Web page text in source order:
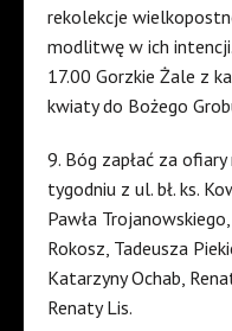
rekolekcje
modlitwę w ich
17.00 Gorzkie Żale z
kwiaty do Bożego
9. Bóg zapłać za
tygodniu z ul. bł. ks.
Pawła
Rokosz, Tadeusza
Katarzyny Ochab,
Renaty Lis.